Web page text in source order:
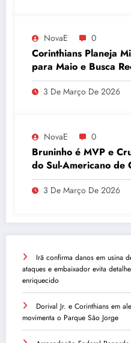
NovaE 0
Corinthians Planeja
para Maio e Busca
Desempenho
3 De Março De 2026
NovaE 0
Bruninho é MVP e
do Sul-Americano de
Campinas
3 De Março De 2026
Irã confirma danos em usina
ataques e embaixador evita
enriquecido
Dorival Jr. e Corinthians em
movimenta o Parque São Jorge